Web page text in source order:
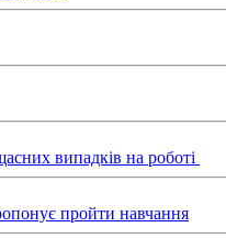
випадків на роботі
пройти навчання